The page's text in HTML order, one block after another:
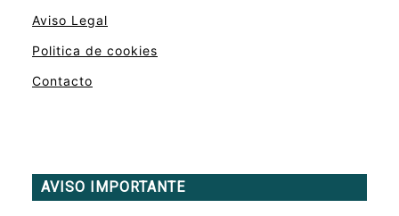
Aviso Legal
Politica de cookies
Contacto
AVISO IMPORTANTE